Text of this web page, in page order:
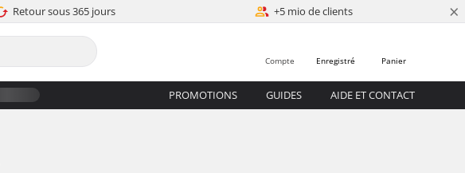
Retour sous 365 jours +5 mio de clients ×
Panier
Enregistré
Compte
PROMOTIONS GUIDES AIDE ET CONTACT